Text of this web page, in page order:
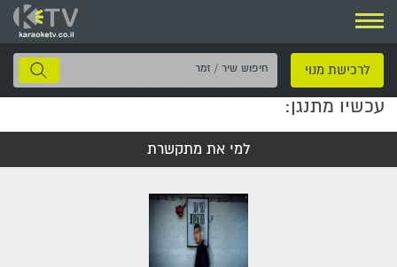
ניווט
לרכישת מנוי
חיפוש
שיר
עכשיו מתנגן:
למי את מתקשרת